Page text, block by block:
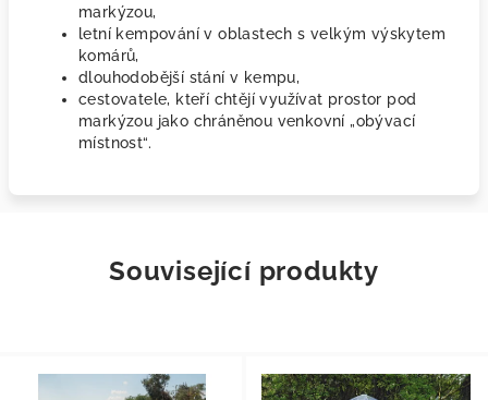
markýzou,
letní kempování v oblastech s velkým výskytem
komárů,
dlouhodobější stání v kempu,
cestovatele, kteří chtějí využívat prostor pod
markýzou jako chráněnou venkovní „obývací
místnost“.
Související produkty